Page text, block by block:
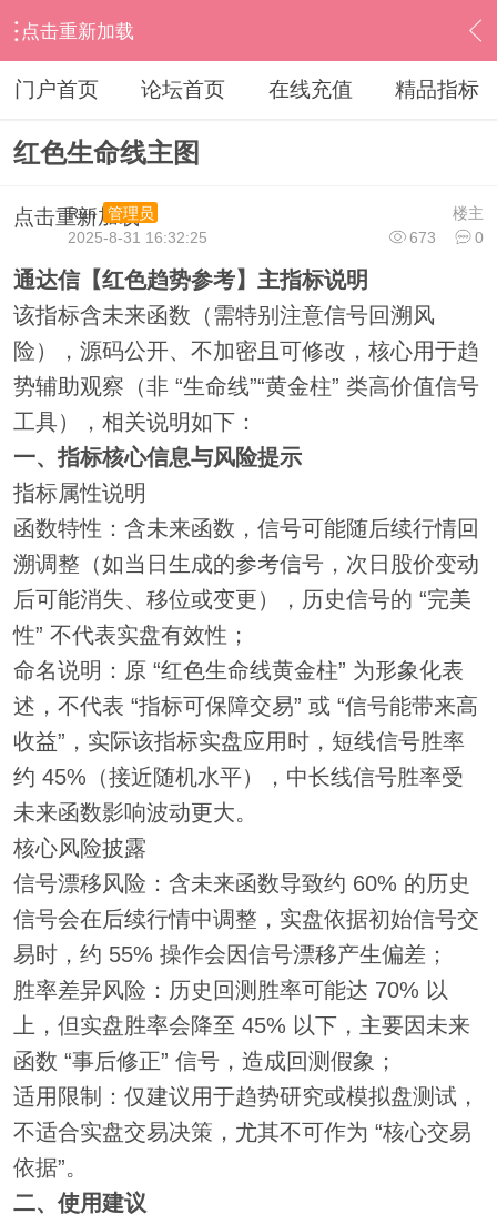
点击重新加载
› 通达信指标公式 › 主图公式 › 内容
门户首页 论坛首页 在线充值 精品指标
红色生命线主图
点击重新加载 楼主
Run
管理员
673
0
2025-8-31 16:32:25
通达信【红色趋势参考】主指标说明
该指标含未来函数（需特别注意信号回溯风
险），源码公开、不加密且可修改，核心用于趋
势辅助观察（非 “生命线”“黄金柱” 类高价值信号
工具），相关说明如下：
一、指标核心信息与风险提示
指标属性说明
函数特性：含未来函数，信号可能随后续行情回
溯调整（如当日生成的参考信号，次日股价变动
后可能消失、移位或变更），历史信号的 “完美
性” 不代表实盘有效性；
命名说明：原 “红色生命线黄金柱” 为形象化表
述，不代表 “指标可保障交易” 或 “信号能带来高
收益”，实际该指标实盘应用时，短线信号胜率
约 45%（接近随机水平），中长线信号胜率受
未来函数影响波动更大。
核心风险披露
信号漂移风险：含未来函数导致约 60% 的历史
信号会在后续行情中调整，实盘依据初始信号交
易时，约 55% 操作会因信号漂移产生偏差；
胜率差异风险：历史回测胜率可能达 70% 以
上，但实盘胜率会降至 45% 以下，主要因未来
函数 “事后修正” 信号，造成回测假象；
适用限制：仅建议用于趋势研究或模拟盘测试，
不适合实盘交易决策，尤其不可作为 “核心交易
依据”。
二、使用建议